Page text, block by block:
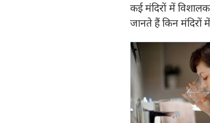
कई मंदिरों में
जानते हैं किन